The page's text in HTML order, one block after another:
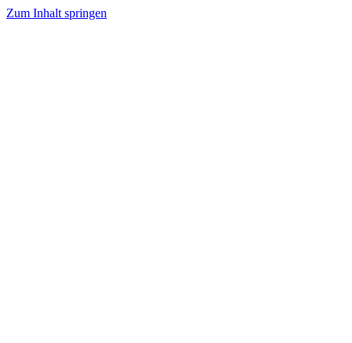
Zum Inhalt springen